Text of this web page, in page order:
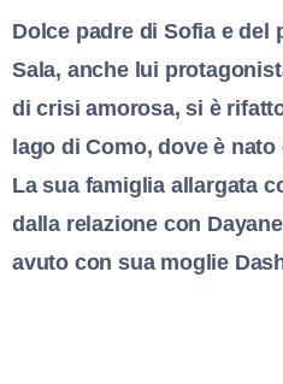
Dolce padre di Sofia e del
Sala, anche lui
di crisi amorosa, si è
lago di Como, dove è
La sua famiglia allargata
dalla relazione con
avuto con sua moglie